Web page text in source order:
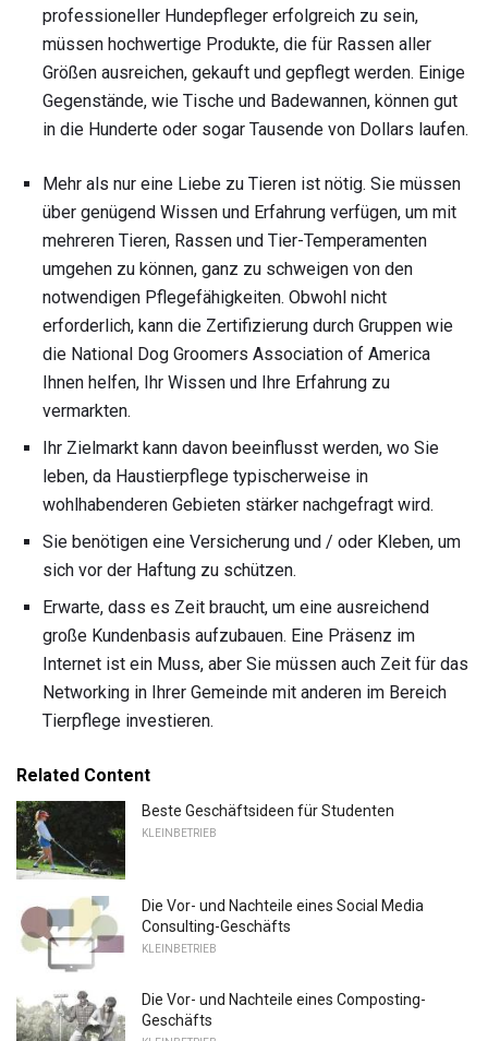
professioneller Hundepfleger erfolgreich zu sein,
müssen hochwertige Produkte, die für Rassen aller
Größen ausreichen, gekauft und gepflegt werden. Einige
Gegenstände, wie Tische und Badewannen, können gut
in die Hunderte oder sogar Tausende von Dollars laufen.
Mehr als nur eine Liebe zu Tieren ist nötig. Sie müssen
über genügend Wissen und Erfahrung verfügen, um mit
mehreren Tieren, Rassen und Tier-Temperamenten
umgehen zu können, ganz zu schweigen von den
notwendigen Pflegefähigkeiten. Obwohl nicht
erforderlich, kann die Zertifizierung durch Gruppen wie
die National Dog Groomers Association of America
Ihnen helfen, Ihr Wissen und Ihre Erfahrung zu
vermarkten.
Ihr Zielmarkt kann davon beeinflusst werden, wo Sie
leben, da Haustierpflege typischerweise in
wohlhabenderen Gebieten stärker nachgefragt wird.
Sie benötigen eine Versicherung und / oder Kleben, um
sich vor der Haftung zu schützen.
Erwarte, dass es Zeit braucht, um eine ausreichend
große Kundenbasis aufzubauen. Eine Präsenz im
Internet ist ein Muss, aber Sie müssen auch Zeit für das
Networking in Ihrer Gemeinde mit anderen im Bereich
Tierpflege investieren.
Related Content
Beste Geschäftsideen für Studenten
KLEINBETRIEB
Die Vor- und Nachteile eines Social Media
Consulting-Geschäfts
KLEINBETRIEB
Die Vor- und Nachteile eines Composting-
Geschäfts